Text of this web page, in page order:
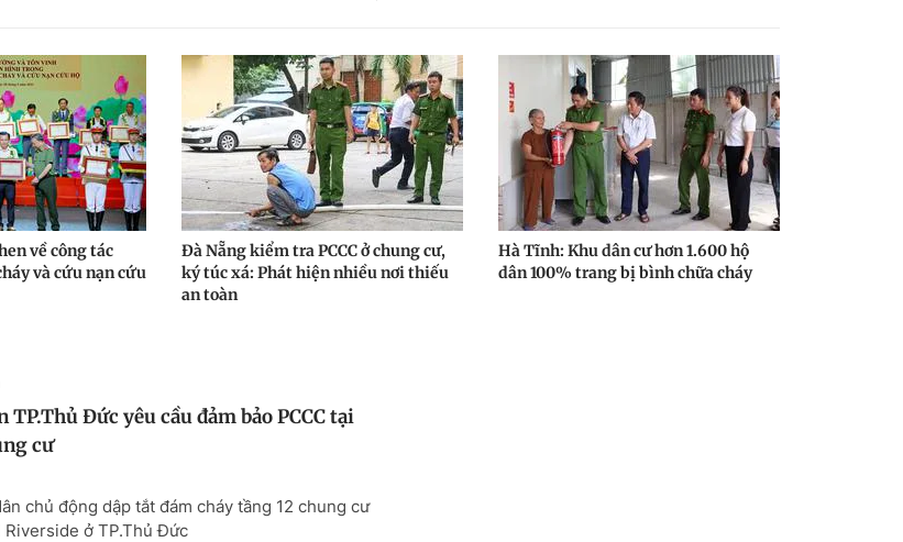
về công tác
và cứu nạn cứu
Đà Nẵng kiểm tra PCCC ở chung cư,
ký túc xá: Phát hiện nhiều nơi thiếu
an toàn
Hà Tĩnh: Khu dân cư hơn 1.600 hộ
dân 100% trang bị bình chữa cháy
TP.Thủ Đức yêu cầu đảm bảo PCCC tại
cư
chủ động dập tắt đám cháy tầng 12 chung cư
Riverside ở TP.Thủ Đức